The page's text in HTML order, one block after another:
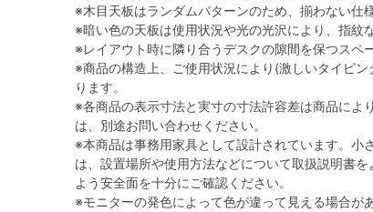
※木目天板はランダムパターンのため、揃わない仕
※暗い色の天板は使用状況や光の光沢により、指紋
※レイアウト時に隣り合うデスクの隙間を保つスペ
※商品の構造上、ご使用状況により(激しいタイピ
ります。
※各商品の表示寸法と実寸の寸法許容差は商品によ
は、別途お問い合わせください。
※本商品は事務用家具として設計されています。小
は、設置場所や使用方法などについて取扱説明書
よう安全面を十分にご確認ください。
※モニターの発色によって色が違って見える場合が